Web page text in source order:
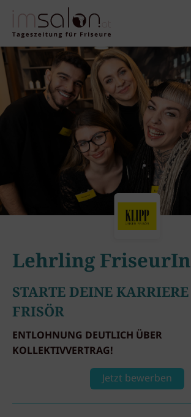
Lehrling FriseurIn
STARTE DEINE
FRISÖR
ENTLOHNUNG DEUTLICH ÜBER
KOLLEKTIVVERTRAG!
Jetzt bewerben